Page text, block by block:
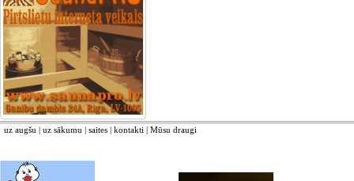
uz augšu | uz sākumu | saites | kontakti | Mūsu draugi